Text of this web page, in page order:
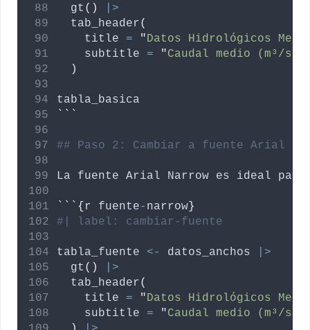
  gt
()
|>
  tab_header
(
title
= "Datos Hidrológicos
subtitle
= "Caudal medio (m³/
)
tabla_basica
```
## Paso 2: Cambiar a fuente Arial
La fuente Arial Narrow es ideal para
``` { r fuente- narrow}
#| label: cambiar-fuente
tabla_fuente <- datos_anchos
|>
  gt
()
|>
  tab_header
(
title
= "Datos Hidrológicos
subtitle
= "Caudal medio (m³/